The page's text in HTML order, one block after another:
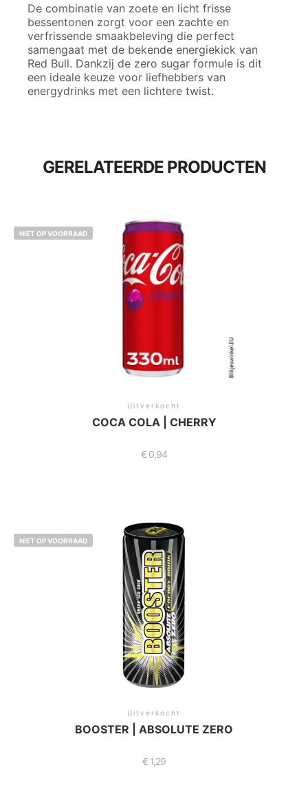
De combinatie van zoete en licht frisse
bessentonen zorgt voor een zachte en
verfrissende smaakbeleving die perfect
samengaat met de bekende energiekick van
Red Bull. Dankzij de zero sugar formule is dit
een ideale keuze voor liefhebbers van
energydrinks met een lichtere twist.
GERELATEERDE PRODUCTEN
NIET OP VOORRAAD
Uitverkocht
COCA COLA | CHERRY
€ 0,94
NIET OP VOORRAAD
Uitverkocht
BOOSTER | ABSOLUTE ZERO
€ 1,29